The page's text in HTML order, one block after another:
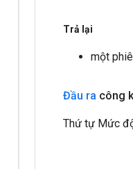
Trả lại
một
Đầu ra công
Thứ tự Mức